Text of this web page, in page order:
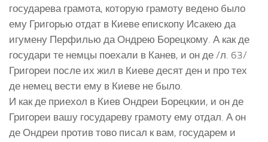
государева грамота, которую грамоту ведено было
ему Григорью отдат в Киеве епископу Исакею да
игумену Перфилью да Ондрею Борецкому. А как де
государи те немцы поехали в Канев, и он де /л. 63/
Григореи после их жил в Киеве десят ден и про тех
де немец вести ему в Киеве не было.
И как де приехол в Киев Ондреи Борецкии, и он де
Григореи вашу государеву грамоту ему отдал. А он
де Ондреи против тово писал к вам, государем и